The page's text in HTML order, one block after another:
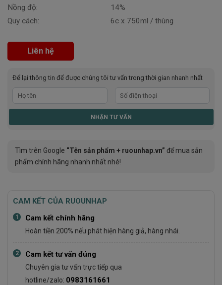
Nồng độ:
Quy cách:
14%
6c x 750ml / thùng
Liên hệ
Để lại thông tin để được chúng tôi tư vấn trong thời gian nhanh nhất
Tìm trên Google “Tên sản phẩm + ruounhap.vn” để mua sản
phẩm chính hãng nhanh nhất nhé!
CAM KẾT CỦA RUOUNHAP
1 Cam kết chính hãng
Hoàn tiền 200% nếu phát hiện hàng giả, hàng nhái.
2 Cam kết tư vấn đúng
Chuyên gia tư vấn trực tiếp qua
hotline/zalo: 0983161661